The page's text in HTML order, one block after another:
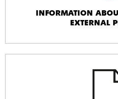
INFORMATION
EXTERNAL